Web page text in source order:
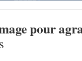
pour